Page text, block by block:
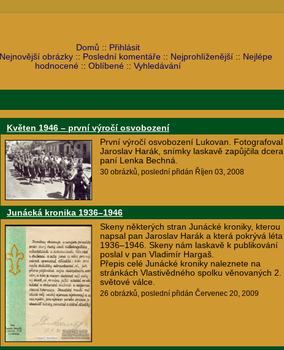
Domů :: Přihlásit
Nejnovější obrázky :: Poslední komentáře :: Nejprohlíženější :: Nejlépe
hodnocené :: Oblíbené :: Vyhledávání
Květen 1946 – první výročí osvobození
První výročí osvobození Lukovan. Fotografoval
Jaroslav Harák, snímky laskavě zapůjčila dcera
paní Lenka Bechná.
30 obrázků, poslední přidán Říjen 03, 2008
Junácká kronika 1936–1946
Skeny některých stran Junácké kroniky, kterou
napsal pan Jaroslav Harák a která pokrývá léta
1936–1946. Skeny nám laskavě k publikování
poslal v pan Vladimír Hargaš.
Přepis celé Junácké kroniky naleznete na
stránkách Vlastivědného spolku věnovaných 2.
světové válce.
26 obrázků, poslední přidán Červenec 20, 2009